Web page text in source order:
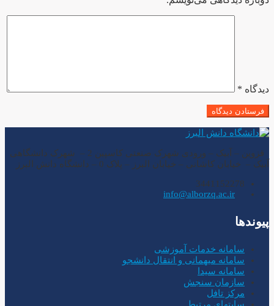
دیدگاه *
قزوین – آبیک – ورودی شهرک صنعتی کاسپین 2 – شهرک دانشگاهی
آبیک – خیابان کاشانی – خیابان البرز – پلاک 0 – دانشگاه دانش البرز
3441152278
info@alborzq.ac.ir
پیوندها
سامانه خدمات آموزشی
سامانه میهمانی و انتقال دانشجو
سامانه سیدا
سازمان سنجش
مرکز تافل
سایتهای مرتبط